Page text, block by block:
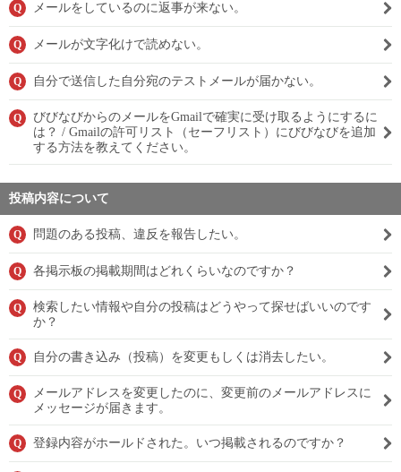
Q メールをしているのに返事が来ない。
Q メールが文字化けで読めない。
Q 自分で送信した自分宛のテストメールが届かない。
Q
びびなびからのメールをGmailで確実に受け取るようにするに
は？ / Gmailの許可リスト（セーフリスト）にびびなびを追加
する方法を教えてください。
投稿内容について
Q 問題のある投稿、違反を報告したい。
Q 各掲示板の掲載期間はどれくらいなのですか？
Q
検索したい情報や自分の投稿はどうやって探せばいいのです
か？
Q 自分の書き込み（投稿）を変更もしくは消去したい。
Q
メールアドレスを変更したのに、変更前のメールアドレスに
メッセージが届きます。
Q 登録内容がホールドされた。いつ掲載されるのですか？